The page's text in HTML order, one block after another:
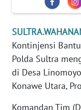
Kontinjensi
Polda Sultra
di Desa
Konawe Utara,
Komandan Tim
PEDOMAN
MEDIA
SIBER
REDAKSI
KARIR
DISCLAIMER